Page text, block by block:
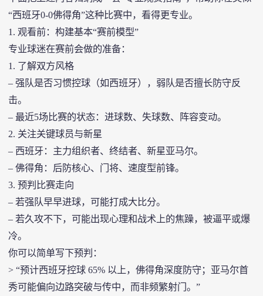
“西班牙0-0佛得角”这种比赛中，看得更专业。
1. 观看前：构建基本“赛前模型”
专业球迷在赛前会做的准备：
1. 了解双方风格
– 强队是否习惯控球（如西班牙），弱队是否擅长防守反
击。
– 最近5场比赛的状态：进球数、失球数、阵容变动。
2. 关注关键球员与新星
– 西班牙：主力组织者、终结者、新星亚马尔。
– 佛得角：后防核心、门将、速度型前锋。
3. 预判比赛走向
– 若强队早早进球，可能打成大比分。
– 若久攻不下，可能出现心理和战术上的焦躁，被逼平或爆
冷。
你可以简单写下预判：
> “预计西班牙控球 65% 以上，佛得角深度防守；亚马尔首
秀可能偏向边路突破与传中，而非频繁射门。”